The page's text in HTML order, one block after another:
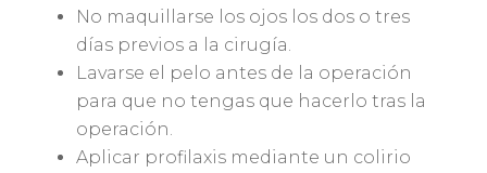
No maquillarse los ojos los dos o tres
días previos a la cirugía.
Lavarse el pelo antes de la operación
para que no tengas que hacerlo tras la
operación.
Aplicar profilaxis mediante un colirio